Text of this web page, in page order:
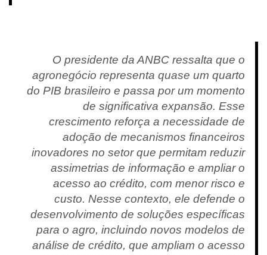
O presidente da ANBC ressalta que o
agronegócio representa quase um quarto
do PIB brasileiro e passa por um momento
de significativa expansão. Esse
crescimento reforça a necessidade de
adoção de mecanismos financeiros
inovadores no setor que permitam reduzir
assimetrias de informação e ampliar o
acesso ao crédito, com menor risco e
custo. Nesse contexto, ele defende o
desenvolvimento de soluções específicas
para o agro, incluindo novos modelos de
análise de crédito, que ampliam o acesso